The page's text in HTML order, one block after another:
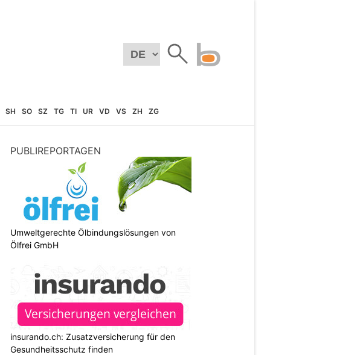
SH SO SZ TG TI UR VD VS ZH ZG
PUBLIREPORTAGEN
Umweltgerechte Ölbindungslösungen von
Ölfrei GmbH
insurando.ch: Zusatzversicherung für den
Gesundheitsschutz finden